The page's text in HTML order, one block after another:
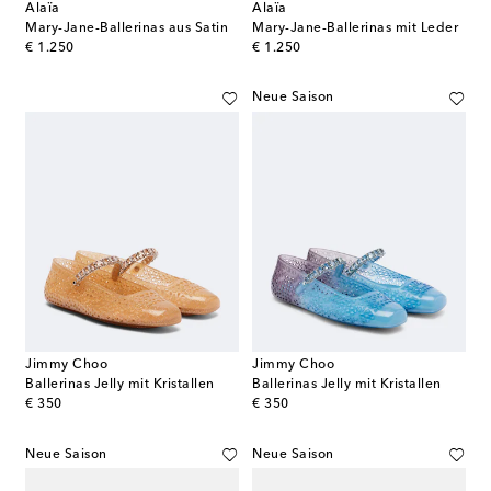
Alaïa
Mary-Jane-Ballerinas aus Satin
€ 1.250
original price
Alaïa
Mary-Jane-Ballerinas mit Leder
€ 1.250
original price
Jimmy Choo
Ballerinas Jelly mit Kristallen
€ 350
original price
Neue Saison
Jimmy Choo
Ballerinas Jelly mit Kristallen
€ 350
original price
Neue Saison Neue Saison